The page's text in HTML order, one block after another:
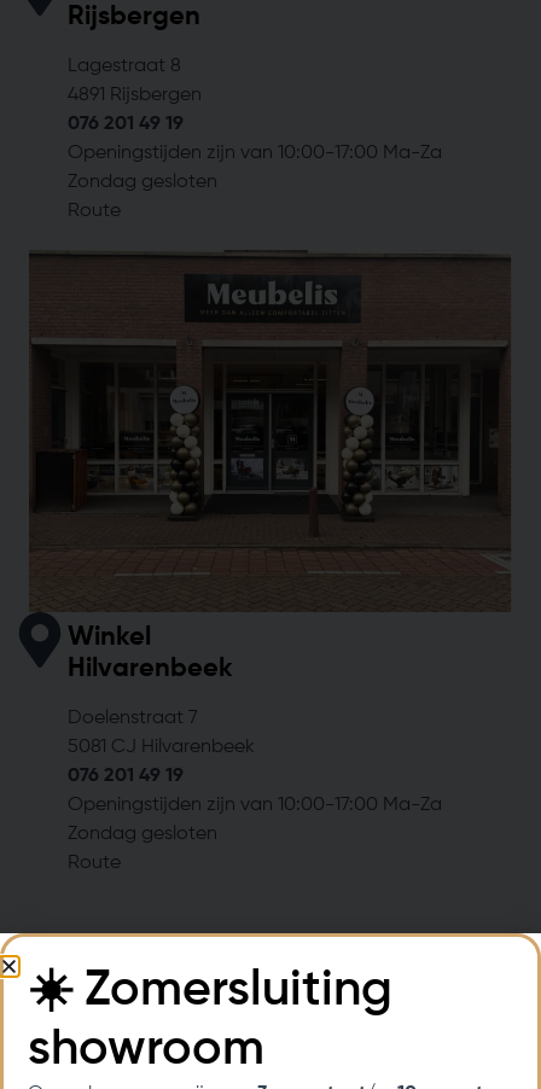
Rijsbergen
Lagestraat 8
4891 Rijsbergen
076 201 49 19
Openingstijden zijn van 10:00-17:00 Ma-Za
Zondag gesloten
Route
Winkel
Hilvarenbeek
Doelenstraat 7
5081 CJ Hilvarenbeek
076 201 49 19
Openingstijden zijn van 10:00-17:00 Ma-Za
Zondag gesloten
Route
☀️ Zomersluiting
showroom